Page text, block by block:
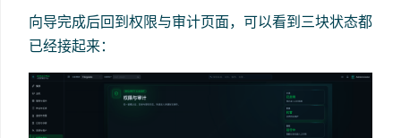
向导完成后回到权限与审计页面，可以看到三块状态都
已经接起来：